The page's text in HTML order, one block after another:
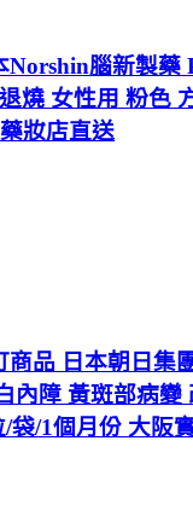
Norshin腦新製藥
燒 女性用 粉色
妝店直送
商品 日本朝日集
內障 黃斑部病變
袋/1個月份 大阪